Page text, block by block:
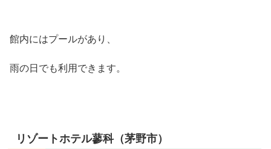
館内にはプールがあり、
雨の日でも利用できます。
リゾートホテル蓼科（茅野市）